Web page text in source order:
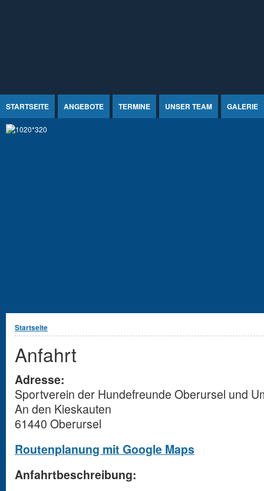
STARTSEITE ANGEBOTE TERMINE UNSER TEAM GALERIE
Sie sind hier
Startseite
Anfahrt
Adresse:
Sportverein der Hundefreunde Oberursel und
An den Kieskauten
61440 Oberursel
Routenplanung mit Google Maps
Anfahrtbeschreibung: